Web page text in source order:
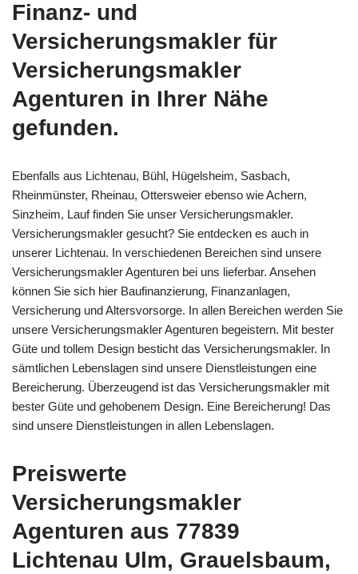
Finanz- und
Versicherungsmakler für
Versicherungsmakler
Agenturen in Ihrer Nähe
gefunden.
Ebenfalls aus Lichtenau, Bühl, Hügelsheim, Sasbach,
Rheinmünster, Rheinau, Ottersweier ebenso wie Achern,
Sinzheim, Lauf finden Sie unser Versicherungsmakler.
Versicherungsmakler gesucht? Sie entdecken es auch in
unserer Lichtenau. In verschiedenen Bereichen sind unsere
Versicherungsmakler Agenturen bei uns lieferbar. Ansehen
können Sie sich hier Baufinanzierung, Finanzanlagen,
Versicherung und Altersvorsorge. In allen Bereichen werden Sie
unsere Versicherungsmakler Agenturen begeistern. Mit bester
Güte und tollem Design besticht das Versicherungsmakler. In
sämtlichen Lebenslagen sind unsere Dienstleistungen eine
Bereicherung. Überzeugend ist das Versicherungsmakler mit
bester Güte und gehobenem Design. Eine Bereicherung! Das
sind unsere Dienstleistungen in allen Lebenslagen.
Preiswerte
Versicherungsmakler
Agenturen aus 77839
Lichtenau Ulm, Grauelsbaum,